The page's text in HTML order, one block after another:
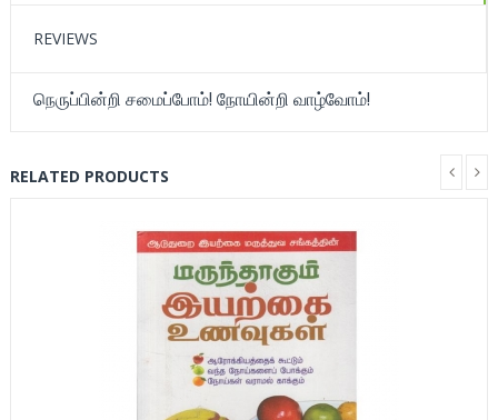
REVIEWS
நெருப்பின்றி சமைப்போம்! நோயின்றி வாழ்வோம்!
RELATED PRODUCTS